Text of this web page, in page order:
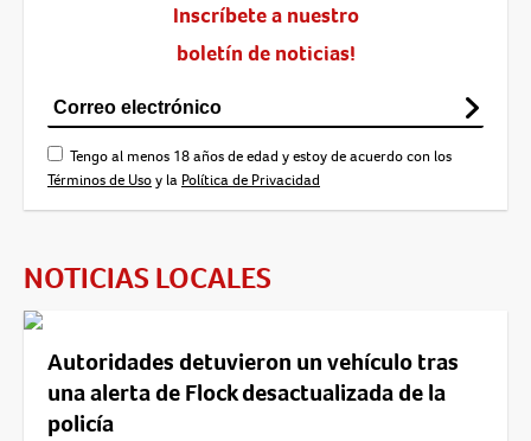
Inscríbete a nuestro
boletín de noticias!
Tengo al menos 18 años de edad y estoy de acuerdo con los
Términos de Usoy la Política de Privacidad
NOTICIAS LOCALES
Autoridades detuvieron un vehículo tras
una alerta de Flock desactualizada de la
policía